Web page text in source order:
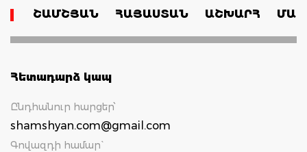
ՇԱՄՇՅԱՆ ՀԱՅԱՍՏԱՆ ԱՇԽԱՐՀ
Հետադարձ կապ
Ընդհանուր հարցեր՝
shamshyan.com@gmail.com
Գովազդի համար`